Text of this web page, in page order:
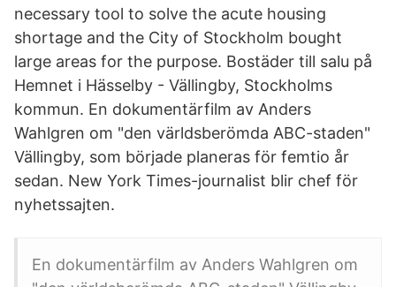
necessary tool to solve the acute housing
shortage and the City of Stockholm bought
large areas for the purpose. Bostäder till salu på
Hemnet i Hässelby - Vällingby, Stockholms
kommun. En dokumentärfilm av Anders
Wahlgren om "den världsberömda ABC-staden"
Vällingby, som började planeras för femtio år
sedan. New York Times-journalist blir chef för
nyhetssajten.
En dokumentärfilm av Anders Wahlgren om